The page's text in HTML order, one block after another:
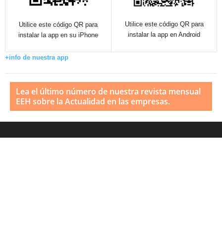
Utilice este código QR para
instalar la app en su iPhone
Utilice este código QR para
instalar la app en Android
+info de nuestra app
Lea el último número de nuestra revista mensual
EEH sobre la Actualidad en las empresas.